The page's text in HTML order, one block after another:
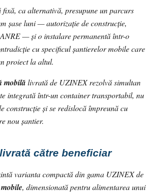
ca alternativă, presupune un parcurs
șase luni — autorizație de construcție,
— și o instalare permanentă într-o
cu specificul șantierelor mobile care
proiect la altul.
mobilălivrată de UZINEX rezolvă simultan
integrată într-un container transportabil, nu
construcție și se redislocă împreună cu
nou șantier.
către beneficiar
varianta compactă din gama UZINEX de
, dimensionată pentru alimentarea unui